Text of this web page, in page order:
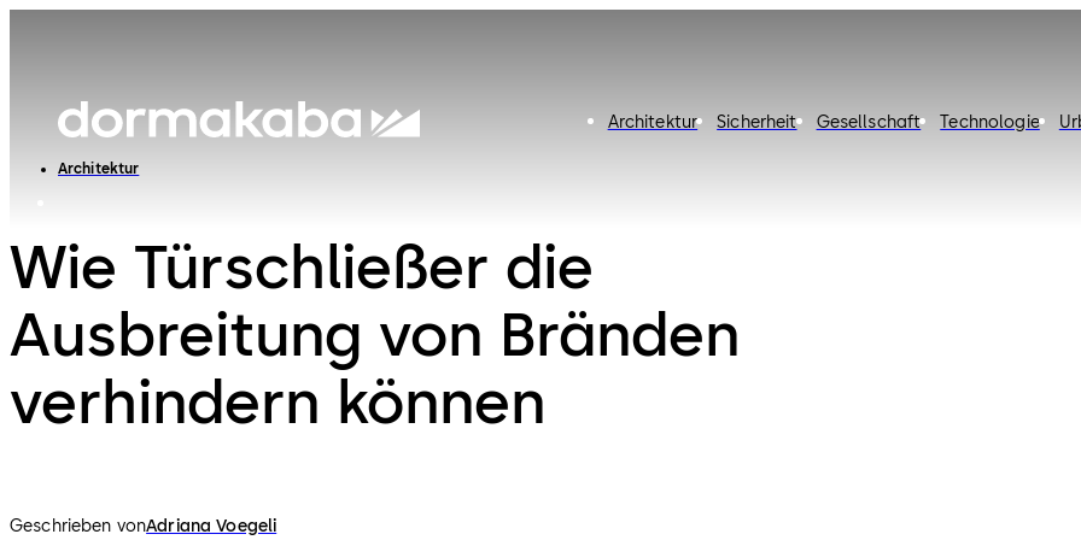
Architektur Sicherheit Gesellschaft Technologie
Architektur
Wie Türschließer die
Ausbreitung von Bränden
verhindern können
Geschrieben vonAdriana Voegeli